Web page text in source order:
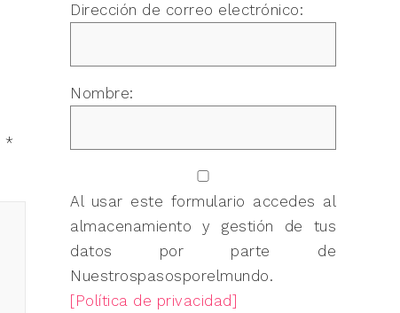
*
Dirección de correo electrónico:
Nombre:
Al usar este formulario accedes al
almacenamiento y gestión de tus
datos por parte de
Nuestrospasosporelmundo.
[Política de privacidad]